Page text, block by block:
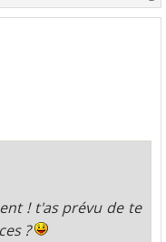
a
u
! t'as prévu de te
?